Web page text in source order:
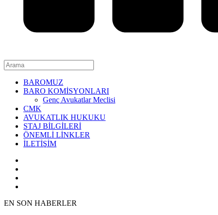
BAROMUZ
BARO KOMİSYONLARI
Genç Avukatlar Meclisi
CMK
AVUKATLIK HUKUKU
STAJ BİLGİLERİ
ÖNEMLİ LİNKLER
İLETİŞİM
EN SON HABERLER